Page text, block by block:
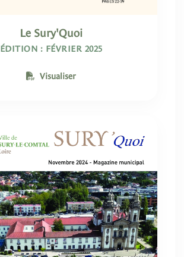
Le Sury'Quoi
ÉDITION : FÉVRIER 2025
Visualiser